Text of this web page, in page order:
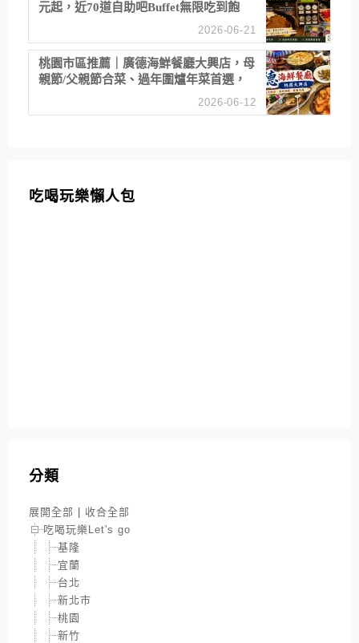
元起，近70道自助吧Buffet無限吃到飽
2026-06-21
桃園市區推薦｜廣德海鮮餐廳大興店，母
親節/父親節合菜、過年圍爐年菜首選，
2026-06-12
吃喝玩樂懶人包
分類
展開全部
收合全部
吃喝玩樂Let's go
基隆
宜蘭
台北
新北市
桃園
新竹